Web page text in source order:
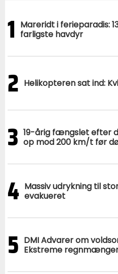
1 Mareridt i ferieparadis:
farligste havdyr
2 Helikopteren sat ind:
3 19-årig fængslet efter
op mod 200 km/t før
4 Massiv udrykning til
evakueret
5 DMI Advarer om
Ekstreme